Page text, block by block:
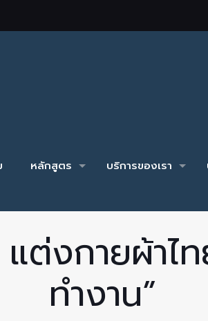
หลักสูตร บริการของเรา
งกายผ้าไท
ทำงาน”